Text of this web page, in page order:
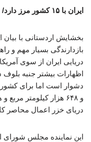
ایران با ۱۵ کشور مرز دارد/ محاصره ایران امکان پذیر نیست
بخشایش اردستانی با بیان
بازدارندگی بسیار مهم
دریایی ایران از سوی
اظهارات بیشتر جنبه‌
دشوار است اما برای
دریای خزر اعمال محاصر
این نماینده مجلس شورای